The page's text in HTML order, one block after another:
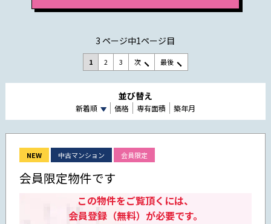
3 ページ中1ページ目
1 2 3 次 最後
並び替え
新着順 価格 専有面積 築年月
NEW 中古マンション 会員限定
会員限定物件です
この物件をご覧頂くには、
会員登録（無料）が必要です。